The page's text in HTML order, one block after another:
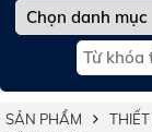
SẢN PHẨM